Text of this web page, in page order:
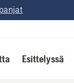
Esittelyssä